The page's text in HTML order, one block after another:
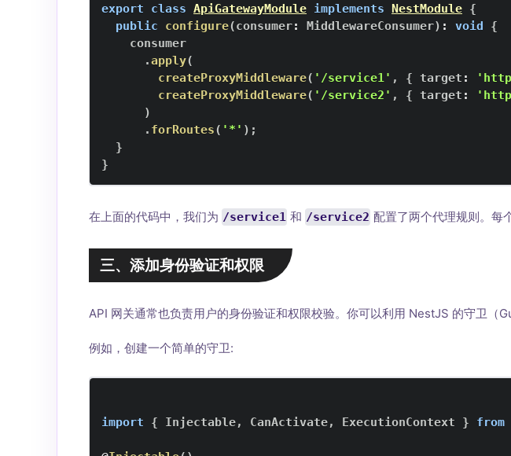
export
class ApiGatewayModule implements NestModule {
public
configure(consumer: MiddlewareConsumer) : void
{
.apply(
createProxyMiddleware( '/service1' , { target :
createProxyMiddleware( '/service2' , { target :
)
. forRoutes( '*' ) ;
}
}
在上面的代码中，我们为 /service1 和 /service2 配置了两个代理规则。每
三、添加身份验证和权限
API 网关通常也负责用户的身份验证和权限校验。你可以利用 NestJS 的守卫（
例如，创建一个简单的守卫:
import { Injectable, CanActivate, ExecutionContext } from